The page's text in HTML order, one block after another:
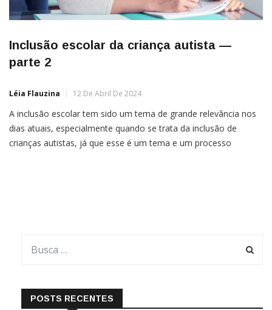
Inclusão escolar da criança autista —
parte 2
Léia Flauzina 12 De Abril De 2024
A inclusão escolar tem sido um tema de grande relevância nos
dias atuais, especialmente quando se trata da inclusão de
crianças autistas, já que esse é um tema e um processo
POSTS RECENTES